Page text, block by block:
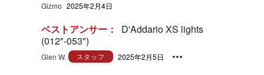
Gizmo 2025年2月4日
ベストアンサー：
D'Addario XS lights
(012"-053")
Glen W. スタッフ 2025年2月5日